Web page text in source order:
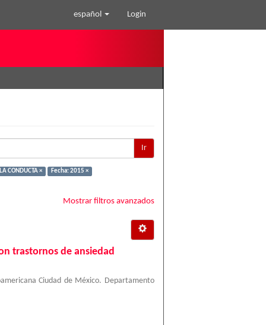
español Login
Ir
CONDUCTA × Fecha: 2015 ×
Mostrar filtros avanzados
trastornos de ansiedad
Ciudad de México. Departamento